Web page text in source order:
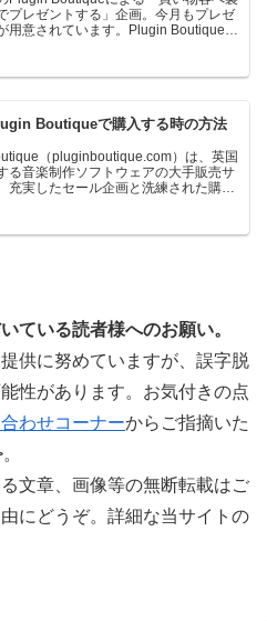
プレゼントする」企画。今月もプレゼ
用意されています。Plugin Boutiqueで
料配布終了予定日：日本時間：
Boutiqueで購入する時の方法
（pluginboutique.com）は、英国
る音楽制作ソフトウェアの大手販売サ
充実したセール企画と洗練された購入
きたいこと価格表示に…
ている読者様へのお願い。
供に努めていますが、誤字脱
性があります。お気付きの点
わせコーナーからご指摘いた
文章、画像等の無断転載はご
にどうぞ。詳細な当サイトの